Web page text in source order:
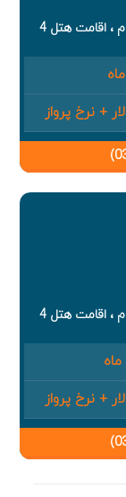
خدمات تور : پرواز رفت و برگشت از فرودگاه امام ، اقامت هتل 4
خدمات تور : پرواز رفت و برگشت از فرودگاه امام ، اقامت هتل 4